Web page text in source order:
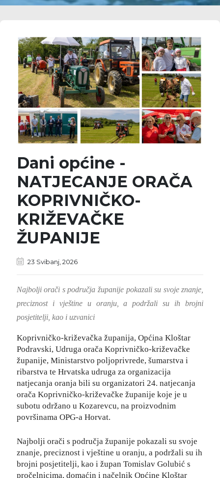
Dani općine -
NATJECANJE ORAČA
KOPRIVNIČKO-
KRIŽEVAČKE
ŽUPANIJE
23 Svibanj, 2026
Najbolji orači s područja županije pokazali su svoje znanje,
preciznost i vještine u oranju, a podržali su ih brojni
posjetitelji, kao i uzvanici
Koprivničko-križevačka županija, Općina Kloštar
Podravski, Udruga orača Koprivničko-križevačke
županije, Ministarstvo poljoprivrede, šumarstva i
ribarstva te Hrvatska udruga za organizacija
natjecanja oranja bili su organizatori 24. natjecanja
orača Koprivničko-križevačke županije koje je u
subotu održano u Kozarevcu, na proizvodnim
površinama OPG-a Horvat.
Najbolji orači s područja županije pokazali su svoje
znanje, preciznost i vještine u oranju, a podržali su ih
brojni posjetitelji, kao i župan Tomislav Golubić s
pročelnicima, domaćin i načelnik Općine Kloštar